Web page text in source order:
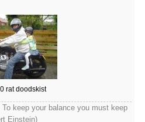
rat doodskist
keep your balance you must keep
Einstein)